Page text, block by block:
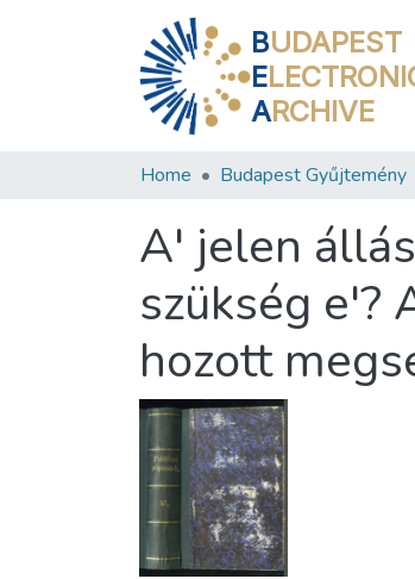
BUDAPEST
E
ARCHIVE
Home Budapest Gyűjtemény
A' jelen
szükség e'?
hozott